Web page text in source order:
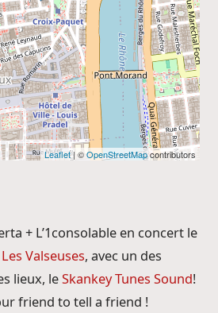
Leaflet| ©OpenStreetMapcontributors
+ L’1consolable en concert le
Les Valseuses, avec un des
lieux, leSkankey Tunes Sound!
friend to tell a friend !